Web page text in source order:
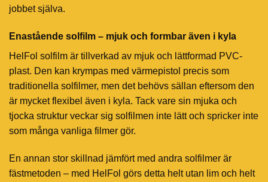
jobbet själva.
Enastående solfilm – mjuk och formbar även i kyla
HelFol solfilm är tillverkad av mjuk och lättformad PVC-
plast. Den kan krympas med värmepistol precis som
traditionella solfilmer, men det behövs sällan eftersom den
är mycket flexibel även i kyla. Tack vare sin mjuka och
tjocka struktur veckar sig solfilmen inte lätt och spricker inte
som många vanliga filmer gör.
En annan stor skillnad jämfört med andra solfilmer är
fästmetoden – med HelFol görs detta helt utan lim och helt